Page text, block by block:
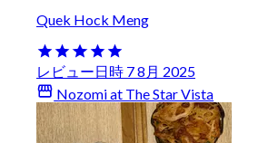
Quek Hock Meng
レビュー日時 7 8月 2025
Nozomi at The Star Vista